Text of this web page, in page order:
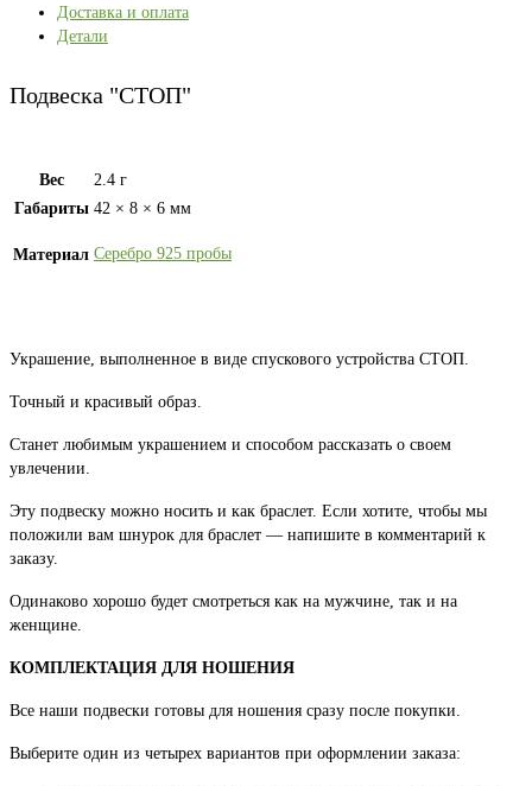
Доставка и оплата
Детали
Подвеска "СТОП"
Вес
2.4 г
Габариты 42 × 8 × 6 мм
Материал Серебро 925 пробы
Украшение, выполненное в виде спускового устройства СТОП.
Точный и красивый образ.
Станет любимым украшением и способом рассказать о своем
увлечении.
Эту подвеску можно носить и как браслет. Если хотите, чтобы мы
положили вам шнурок для браслет — напишите в комментарий к
заказу.
Одинаково хорошо будет смотреться как на мужчине, так и на
женщине.
КОМПЛЕКТАЦИЯ ДЛЯ НОШЕНИЯ
Все наши подвески готовы для ношения сразу после покупки.
Выберите один из четырех вариантов при оформлении заказа: